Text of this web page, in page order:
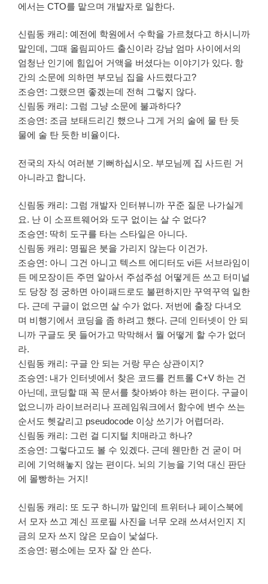
에서는 CTO를 맡으며 개발자로 일한다.
신림동 캐리: 예전에 학원에서 수학을 가르쳤다고 하시니까
말인데, 그때 올림피아드 출신이라 강남 엄마 사이에서의
엄청난 인기에 힘입어 거액을 버셨다는 이야기가 있다. 항
간의 소문에 의하면 부모님 집을 사드렸다고?
조승연: 그랬으면 좋겠는데 전혀 그렇지 않다.
신림동 캐리: 그럼 그냥 소문에 불과하다?
조승연: 조금 보태드리긴 했으나 그게 거의 술에 물 탄 듯
물에 술 탄 듯한 비율이다.
전국의 자식 여러분 기뻐하십시오. 부모님께 집 사드린 거
아니라고 합니다.
신림동 캐리: 그럼 개발자 인터뷰니까 꾸준 질문 나가실게
요. 난 이 소프트웨어와 도구 없이는 살 수 없다?
조승연: 딱히 도구를 타는 스타일은 아니다.
신림동 캐리: 명필은 붓을 가리지 않는다 이건가.
조승연: 아니 그건 아니고 텍스트 에디터도 vi든 서브라임이
든 메모장이든 주면 알아서 주섬주섬 어떻게든 쓰고 터미널
도 당장 정 궁하면 아이패드로도 불편하지만 꾸역꾸역 일한
다. 근데 구글이 없으면 살 수가 없다. 저번에 출장 다녀오
며 비행기에서 코딩을 좀 하려고 했다. 근데 인터넷이 안 되
니까 구글도 못 들어가고 막막해서 뭘 어떻게 할 수가 없더
라.
신림동 캐리: 구글 안 되는 거랑 무슨 상관이지?
조승연: 내가 인터넷에서 찾은 코드를 컨트롤 C+V 하는 건
아닌데, 코딩할 때 꼭 문서를 찾아봐야 하는 편이다. 구글이
없으니까 라이브러리나 프레임워크에서 함수에 변수 쓰는
순서도 헷갈리고 pseudocode 이상 쓰기가 어렵더라.
신림동 캐리: 그런 걸 디지털 치매라고 하나?
조승연: 그렇다고도 볼 수 있겠다. 근데 웬만한 건 굳이 머
리에 기억해놓지 않는 편이다. 뇌의 기능을 기억 대신 판단
에 몰빵하는 거지!
신림동 캐리: 또 도구 하니까 말인데 트위터나 페이스북에
서 모자 쓰고 계신 프로필 사진을 너무 오래 쓰셔서인지 지
금의 모자 쓰지 않은 모습이 낯설다.
조승연: 평소에는 모자 잘 안 쓴다.